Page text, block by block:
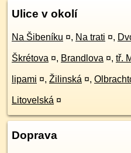
Ulice v okolí
Na Šibeníku ¤, Na trati ¤,
Škrétova ¤, Brandlova ¤, tř.
lipami ¤, Žilinská ¤,
Litovelská ¤
Doprava